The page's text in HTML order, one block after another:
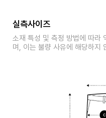
실측사이즈
소재 특성 및 측정 방법에 따라
며, 이는 불량 사유에 해당하지